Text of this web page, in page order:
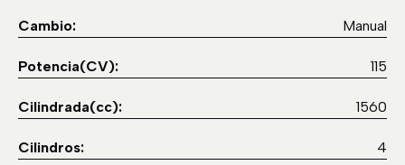
Cambio: Manual
Potencia(CV): 115
Cilindrada(cc): 1560
Cilindros: 4